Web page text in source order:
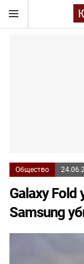
Общество
Galaxy
Samsung